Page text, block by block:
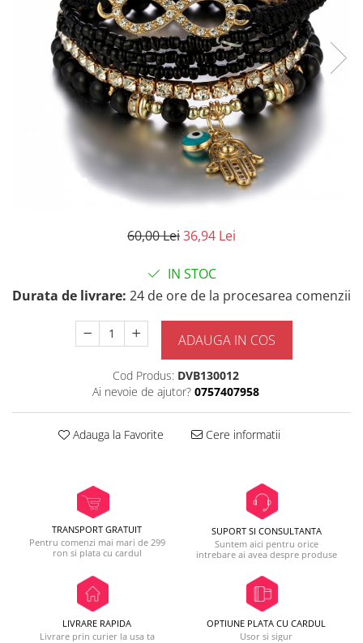
60,00 Lei36,94 Lei
IN STOC
Durata de livrare: 24 de ore de la procesarea comenzii
ADAUGA IN COS
Cod Produs: DVB130012
Ai nevoie de ajutor? 0757407958
Adauga la Favorite Cere informatii
TRANSPORT GRATUIT
Pentru comenzi mai mari de 299
ron si plata cu cardul
SUPORT SI CONSULTANTA
Suntem aici pentru orice
intrebare ai avea despre produse
LIVRARE RAPIDA
Livrare prin curier la usa ta
OPTIUNE PLATA CU CARDUL
Usor si sigur